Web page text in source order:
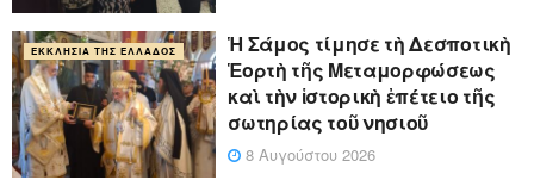
ΕΚΚΛΗΣΊΑ ΤΗΣ ΕΛΛΆΔΟΣ
Ἡ Σάμος τίμησε τὴ Δεσποτικὴ
Ἑορτὴ τῆς Μεταμορφώσεως
καὶ τὴν ἱστορικὴ ἐπέτειο τῆς
σωτηρίας τοῦ νησιοῦ
8 Αυγούστου 2026